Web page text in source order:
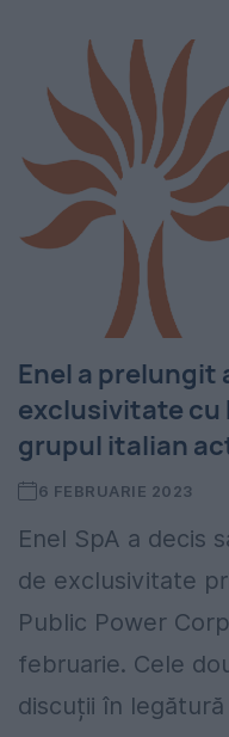
Enel a prelungit
exclusivitate cu
grupul italian
6 FEBRUARIE 2023
Enel SpA a decis
de exclusivitate
Public Power
februarie. Cele
discuții în